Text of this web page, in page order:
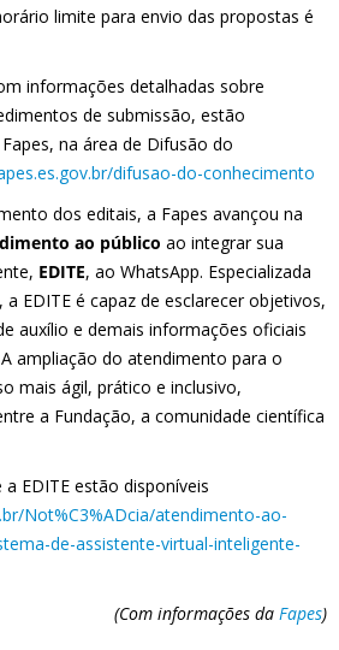
limite para envio das propostas é
informações detalhadas sobre
de submissão, estão
na área de Difusão do
difusao-do-conhecimento
dos editais, a Fapes avançou na
ao público ao integrar sua
EDITE, ao WhatsApp. Especializada
EDITE é capaz de esclarecer objetivos,
auxílio e demais informações oficiais
ampliação do atendimento para o
mais ágil, prático e inclusivo,
a Fundação, a comunidade científica
EDITE estão disponíveis
Not%C3%ADcia/atendimento-ao-
de-assistente-virtual-inteligente-
(Com informações da Fapes)